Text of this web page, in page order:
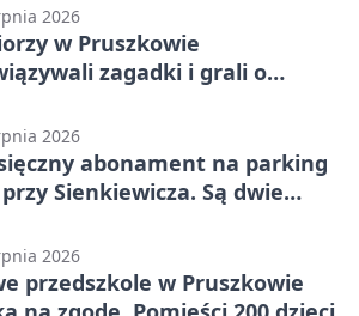
2026
w Pruszkowie
zagadki i grali o
2026
abonament na parking
przy Sienkiewicza. Są dwie
2026
przedszkole w Pruszkowie